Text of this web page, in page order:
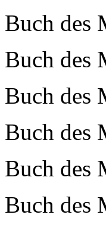
Buch des
Buch des
Buch des
Buch des
Buch des
Buch des